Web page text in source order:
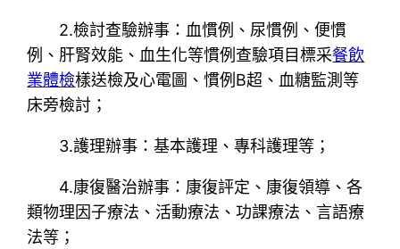
2.檢討查驗辦事：血慣例、尿慣例、便慣
例、肝腎效能、血生化等慣例查驗項目標采餐飲
業體檢樣送檢及心電圖、慣例B超、血糖監測等
床旁檢討；
3.護理辦事：基本護理、專科護理等；
4.康復醫治辦事：康復評定、康復領導、各
類物理因子療法、活動療法、功課療法、言語療
法等；